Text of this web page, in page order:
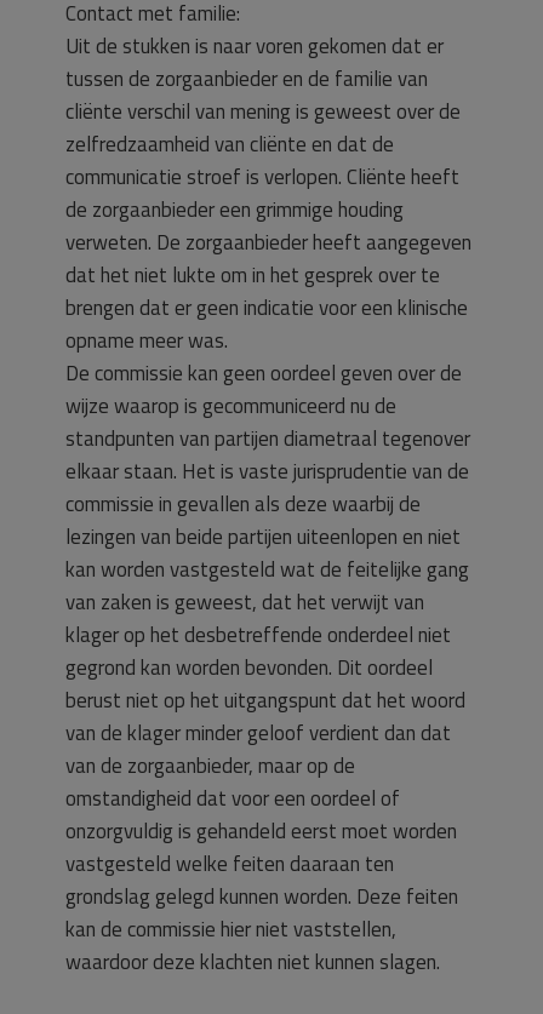
Contact met familie:
Uit de stukken is naar voren gekomen dat er
tussen de zorgaanbieder en de familie van
cliënte verschil van mening is geweest over de
zelfredzaamheid van cliënte en dat de
communicatie stroef is verlopen. Cliënte heeft
de zorgaanbieder een grimmige houding
verweten. De zorgaanbieder heeft aangegeven
dat het niet lukte om in het gesprek over te
brengen dat er geen indicatie voor een klinische
opname meer was.
De commissie kan geen oordeel geven over de
wijze waarop is gecommuniceerd nu de
standpunten van partijen diametraal tegenover
elkaar staan. Het is vaste jurisprudentie van de
commissie in gevallen als deze waarbij de
lezingen van beide partijen uiteenlopen en niet
kan worden vastgesteld wat de feitelijke gang
van zaken is geweest, dat het verwijt van
klager op het desbetreffende onderdeel niet
gegrond kan worden bevonden. Dit oordeel
berust niet op het uitgangspunt dat het woord
van de klager minder geloof verdient dan dat
van de zorgaanbieder, maar op de
omstandigheid dat voor een oordeel of
onzorgvuldig is gehandeld eerst moet worden
vastgesteld welke feiten daaraan ten
grondslag gelegd kunnen worden. Deze feiten
kan de commissie hier niet vaststellen,
waardoor deze klachten niet kunnen slagen.